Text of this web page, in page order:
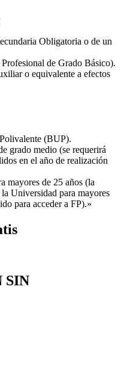
Obligatoria o de un
de Grado Básico).
o equivalente a efectos
(BUP).
grado medio (se requerirá
en el año de realización
mayores de 25 años (la
Universidad para mayores
para acceder a FP).»
SIN